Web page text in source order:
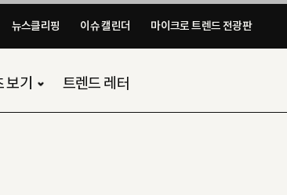
뉴스클리핑 이슈 캘린더 마이크로 트렌드 전광판​
보기 트렌드 레터